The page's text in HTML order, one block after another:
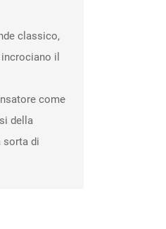
classico,
il
come
della
sorta di